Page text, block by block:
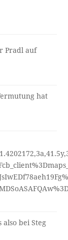
Pradl auf
hat
also bei Steg